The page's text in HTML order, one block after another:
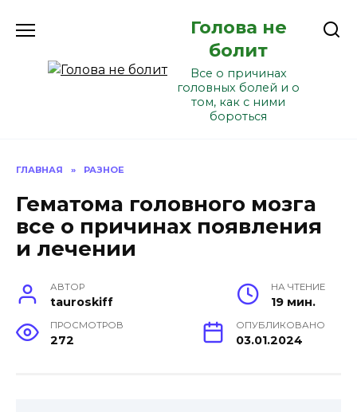
Голова не
болит
Все о причинах
головных болей и о
том, как с ними
бороться
ГЛАВНАЯ » РАЗНОЕ
Гематома головного мозга
все о причинах появления
и лечении
АВТОР
tauroskiff
НА ЧТЕНИЕ
19 мин.
ПРОСМОТРОВ
272
ОПУБЛИКОВАНО
03.01.2024